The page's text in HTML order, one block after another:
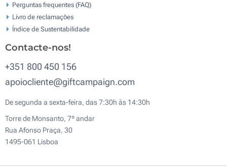
Perguntas frequentes (FAQ)
Livro de reclamaçōes
Índice de Sustentabilidade
Contacte-nos!
+351 800 450 156
apoiocliente@giftcampaign.com
De segunda a sexta-feira, das 7:30h às 14:30h
Torre de Monsanto, 7º andar
Rua Afonso Praça, 30
1495-061 Lisboa